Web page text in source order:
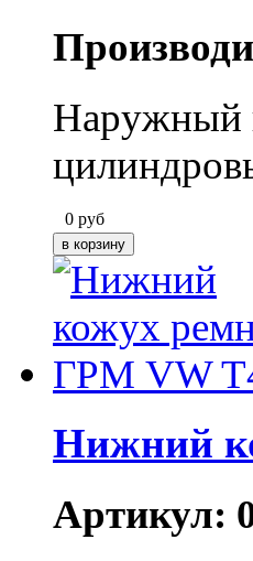
Наружный
0 руб
Нижний
Артикул: